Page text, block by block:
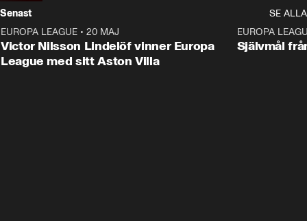
Senast
SE ALLA
EUROPA LEAGUE • 20 MAJ
Victor Nilsson Lindelöf vinner Europa
League med sitt Aston Villa
EUROPA
Självmål